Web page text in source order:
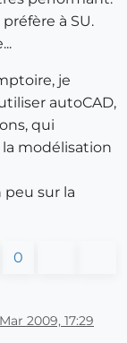
à SU.
je
autoCAD,
qui
modélisation
sur la
0
2009, 17:29